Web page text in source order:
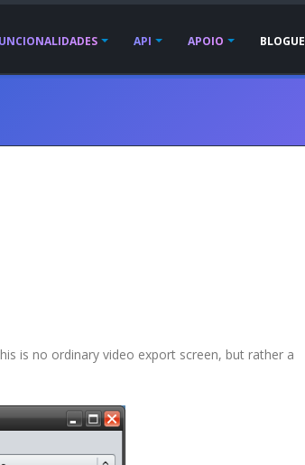
API APOIO BLOGUE
is no ordinary video export screen, but rather a